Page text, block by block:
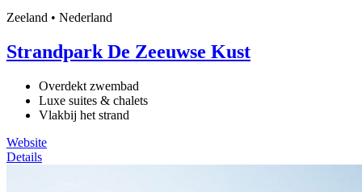
Zeeland • Nederland
Strandpark De Zeeuwse Kust
Overdekt zwembad
Luxe suites & chalets
Vlakbij het strand
Website
Details